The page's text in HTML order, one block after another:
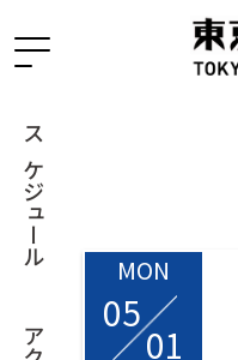
スケジュール
MON
05
01